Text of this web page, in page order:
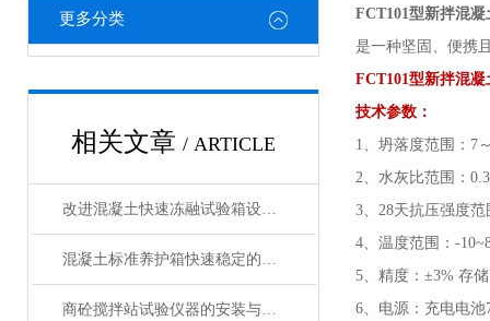
更多分类
相关文章 / ARTICLE
改进混凝土快速冻融试验箱设计以增强其性能的方法
混凝土标准养护箱快速稳定的温湿度调节，确保标准化养护
商砼搅拌站试验仪器的安装与操作技巧
FCT101型新拌混
是一种坚固、便携
FCT101型新拌混
技术参数：
1、坍落度范围：7
2、水灰比范围：
3、28天抗压强度范
4、温度范围：-
5、精度：±3% 存
6、电源：充电电池